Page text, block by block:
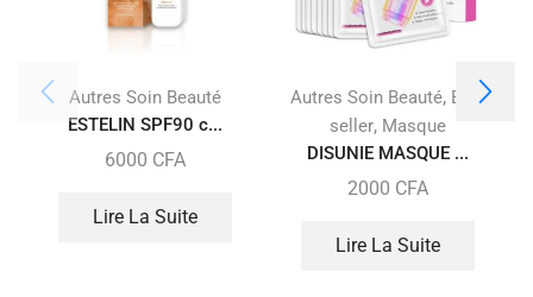
Autres Soin Beauté
ESTELIN SPF90 c...
6000 CFA
Lire La Suite
Autres Soin Beauté, Best
seller, Masque
DISUNIE MASQUE ...
2000 CFA
Lire La Suite